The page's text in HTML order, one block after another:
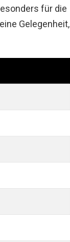
für die
Gelegenheit,